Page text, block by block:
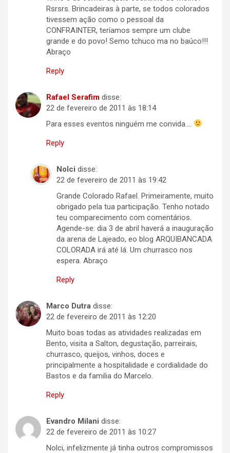
Rsrsrs. Brincadeiras à parte, se todos colorados
tivessem ação como o pessoal da
CONFRAINTER, teríamos sempre um clube
grande e do povo! Semo tchuco ma no baúco!!!
Abraço
Reply
Rafael Serafim disse:
22 de fevereiro de 2011 às 18:14
Para esses eventos ninguém me convida….
Reply
Nolci disse:
22 de fevereiro de 2011 às 19:42
Grande Colorado Rafael. Primeiramente, muito
obrigado pela tua participação. Tenho notado
teu comparecimento com comentários.
Agende-se: dia 3 de abril haverá a inauguração
da arena de Lajeado, eo blog ARQUIBANCADA
COLORADA irá até lá. Um churrasco nos
espera. Abraço
Reply
Marco Dutra disse:
22 de fevereiro de 2011 às 12:20
Muito boas todas as atividades realizadas em
Bento, visita a Salton, degustação, parreirais,
churrasco, queijos, vinhos, doces e
principalmente a hospitalidade e cordialidade do
Bastos e da familia do Marcelo.
Reply
Evandro Milani disse:
22 de fevereiro de 2011 às 10:27
Nolci, infelizmente já tinha outros compromissos